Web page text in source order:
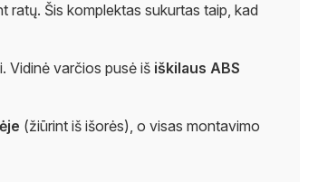
ratų. Šis komplektas sukurtas taip, kad
Vidinė varčios pusė iš iškilaus ABS
(žiūrint iš išorės), o visas montavimo